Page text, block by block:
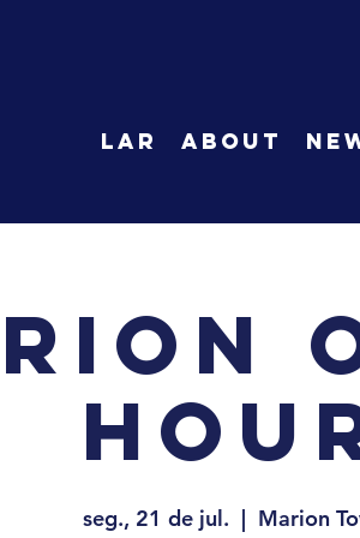
LAR About
seg., 21 de jul.
  |
Marion